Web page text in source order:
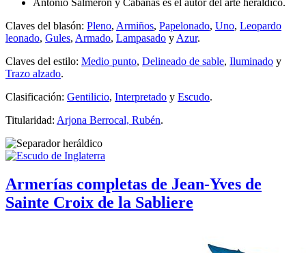
Claves del blasón: Pleno, Armiños, Papelonado, Uno, Leopardo
leonado, Gules, Armado, Lampasado y Azur.
Claves del estilo: Medio punto, Delineado de sable, Iluminado y
Trazo alzado.
Clasificación: Gentilicio, Interpretado y Escudo.
Titularidad: Arjona Berrocal, Rubén.
Armerías completas de Jean-Yves de
Sainte Croix de la Sabliere